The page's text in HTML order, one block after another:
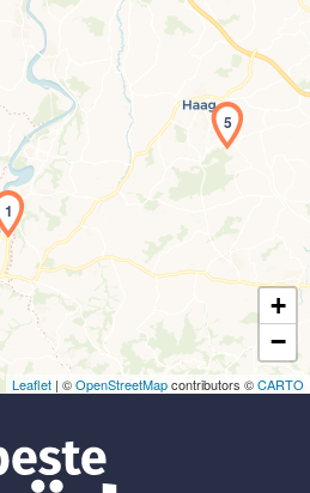
Laden der Karte...
1
5
+
−
Leaflet | ©OpenStreetMapcontributors ©CARTO